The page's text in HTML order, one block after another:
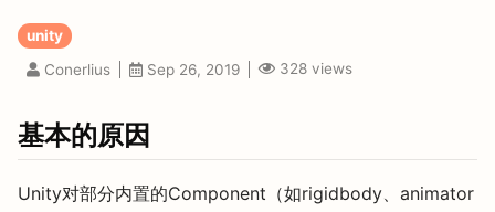
unity
Conerlius
Sep 26, 2019 328 views
基本的原因
Unity对部分内置的Component（如rigidbody、animator